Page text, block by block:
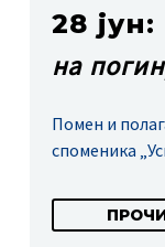
28 јун:
на
Помен и
споменика